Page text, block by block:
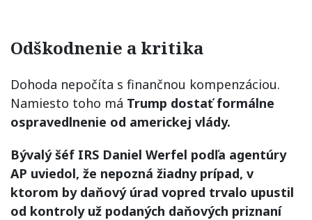
Odškodnenie a kritika
Dohoda nepočíta s finančnou kompenzáciou.
Namiesto toho má Trump dostať formálne
ospravedlnenie od americkej vlády.
Bývalý šéf IRS Daniel Werfel podľa agentúry
AP uviedol, že nepozná žiadny prípad, v
ktorom by daňový úrad vopred trvalo upustil
od kontroly už podaných daňových priznaní